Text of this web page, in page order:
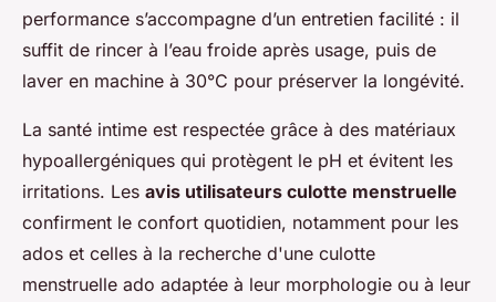
performance s’accompagne d’un entretien facilité : il
suffit de rincer à l’eau froide après usage, puis de
laver en machine à 30°C pour préserver la longévité.
La santé intime est respectée grâce à des matériaux
hypoallergéniques qui protègent le pH et évitent les
irritations. Les avis utilisateurs culotte menstruelle
confirment le confort quotidien, notamment pour les
ados et celles à la recherche d'une culotte
menstruelle ado adaptée à leur morphologie ou à leur